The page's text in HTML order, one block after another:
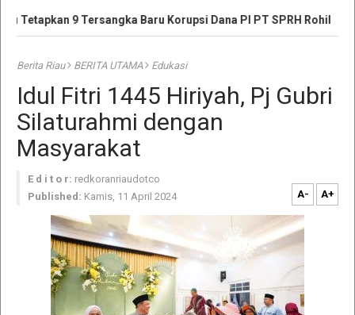
Tetapkan 9 Tersangka Baru Korupsi Dana PI PT SPRH Rohil
Berita Riau BERITA UTAMA Edukasi
Idul Fitri 1445 Hiriyah, Pj Gubri
Silaturahmi dengan
Masyarakat
E d i t o r: redkoranriaudotco
Published: Kamis, 11 April 2024 A- A+